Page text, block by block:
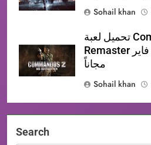
Sohail khan
تحميل لعبة Commandos 2 – HD
Remaster للكمبيوتر من ميديا فاير
مجاناً
Sohail khan
Search